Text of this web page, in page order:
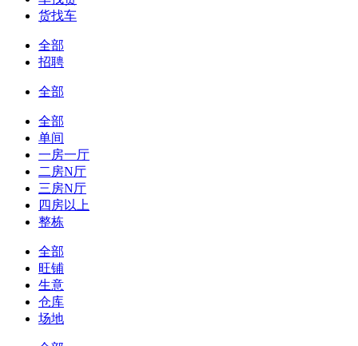
货找车
全部
招聘
全部
全部
单间
一房一厅
二房N厅
三房N厅
四房以上
整栋
全部
旺铺
生意
仓库
场地